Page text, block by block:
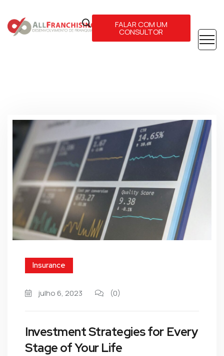
FALAR COM UM
CONSULTOR
Insurance
julho 6, 2023 (0)
Investment Strategies for Every
Stage of Your Life